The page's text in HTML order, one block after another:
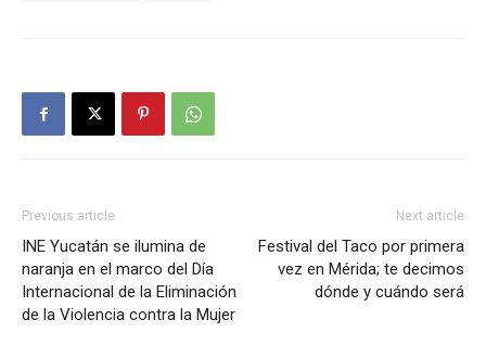
Previous article
INE Yucatán se ilumina de
naranja en el marco del Día
Internacional de la Eliminación
de la Violencia contra la Mujer
Next article
Festival del Taco por primera
vez en Mérida; te decimos
dónde y cuándo será